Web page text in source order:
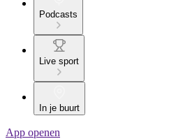
Podcasts
Live sport
In je buurt
App openen